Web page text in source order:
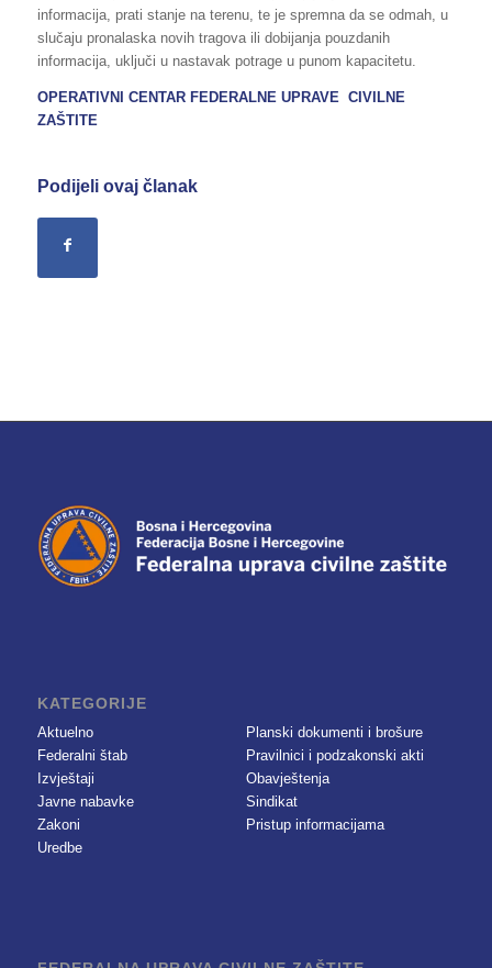
informacija, prati stanje na terenu, te je spremna da se odmah, u
slučaju pronalaska novih tragova ili dobijanja pouzdanih
informacija, uključi u nastavak potrage u punom kapacitetu.
OPERATIVNI CENTAR FEDERALNE UPRAVE CIVILNE
ZAŠTITE
Podijeli ovaj članak
KATEGORIJE
Aktuelno
Federalni štab
Izvještaji
Javne nabavke
Zakoni
Uredbe
Planski dokumenti i brošure
Pravilnici i podzakonski akti
Obavještenja
Sindikat
Pristup informacijama